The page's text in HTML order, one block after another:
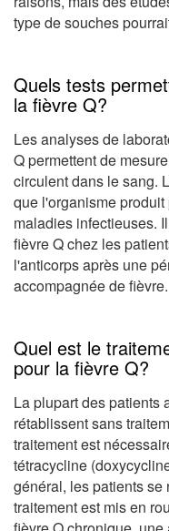
type de souches
Quels tests
la fièvre Q?
Les analyses de
Q permettent de
circulent dans le sang.
que l'organisme
maladies infectieuses.
fièvre Q chez les
l'anticorps après une
accompagnée de fièvre.
Quel est le
pour la fièvre Q?
La plupart des patients
rétablissent sans
traitement est
tétracycline
général, les patients se
traitement est mis en